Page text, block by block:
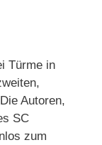
Türme in
Autoren,
SC
zum